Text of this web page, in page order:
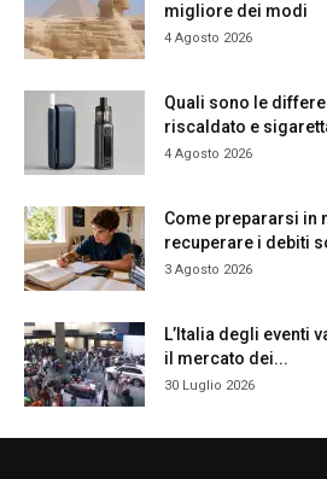
migliore dei modi
4 Agosto 2026
Quali sono le
riscaldato e
4 Agosto 2026
Come prepararsi in
recuperare i debiti
3 Agosto 2026
L’Italia degli eventi
il mercato dei...
30 Luglio 2026